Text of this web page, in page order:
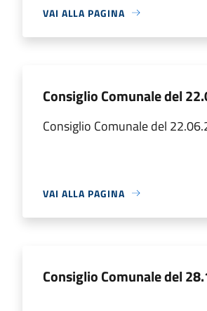
VAI ALLA PAGINA
Consiglio Comunale del
Consiglio Comunale del
VAI ALLA PAGINA
Consiglio Comunale del